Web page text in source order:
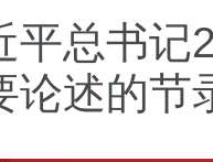
书记
论述的节